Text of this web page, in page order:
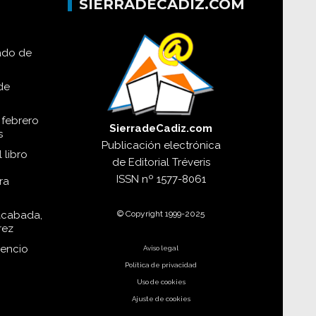
de
febrero
libro
SIERRADECADIZ.COM
SierradeCadiz.com
Publicación electrónica
de Editorial Tréveris
ISSN nº 1577-8061
© Copyright 1999-2025
Aviso legal
Política de privacidad
Uso de cookies
Ajuste de cookies